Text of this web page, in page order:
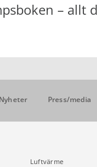
– allt
Nyheter Press/media
Luftvärme